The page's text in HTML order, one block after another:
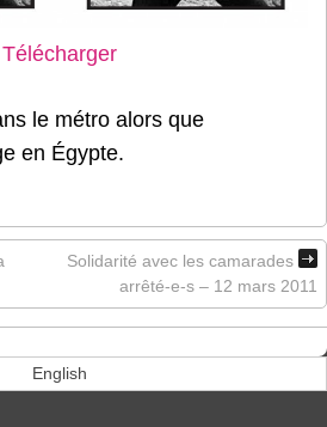
Télécharger
le métro alors que
en Égypte.
Solidarité avec les camarades
arrêté-e-s – 12 mars 2011
English